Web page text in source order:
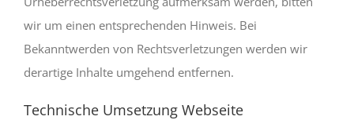
wir um einen entsprechenden Hinweis. Bei
Bekanntwerden von Rechtsverletzungen werden wir
derartige Inhalte umgehend entfernen.
Technische Umsetzung Webseite